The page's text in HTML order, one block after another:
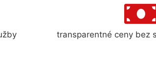
transparentné ceny bez